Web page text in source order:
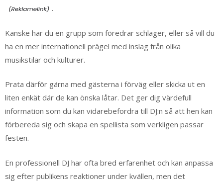
.
Kanske har du en grupp som föredrar schlager, eller så vill du
ha en mer internationell prägel med inslag från olika
musikstilar och kulturer.
Prata därför gärna med gästerna i förväg eller skicka ut en
liten enkät där de kan önska låtar. Det ger dig värdefull
information som du kan vidarebefordra till DJ:n så att hen kan
förbereda sig och skapa en spellista som verkligen passar
festen.
En professionell DJ har ofta bred erfarenhet och kan anpassa
sig efter publikens reaktioner under kvällen, men det